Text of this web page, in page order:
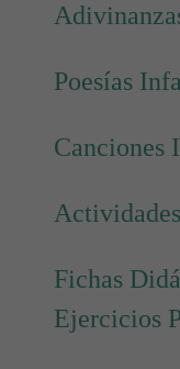
Poesías
Canciones
Fichas
Ejercicios